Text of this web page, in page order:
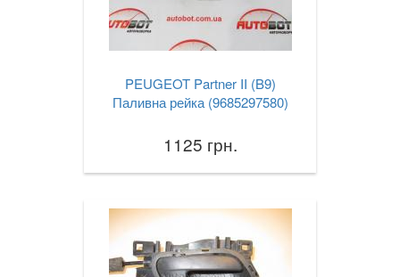
PEUGEOT Partner II (B9)
Паливна рейка (9685297580)
1125 грн.